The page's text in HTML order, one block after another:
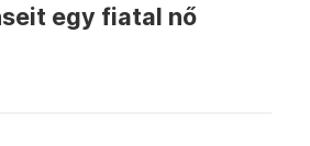
egy fiatal nő